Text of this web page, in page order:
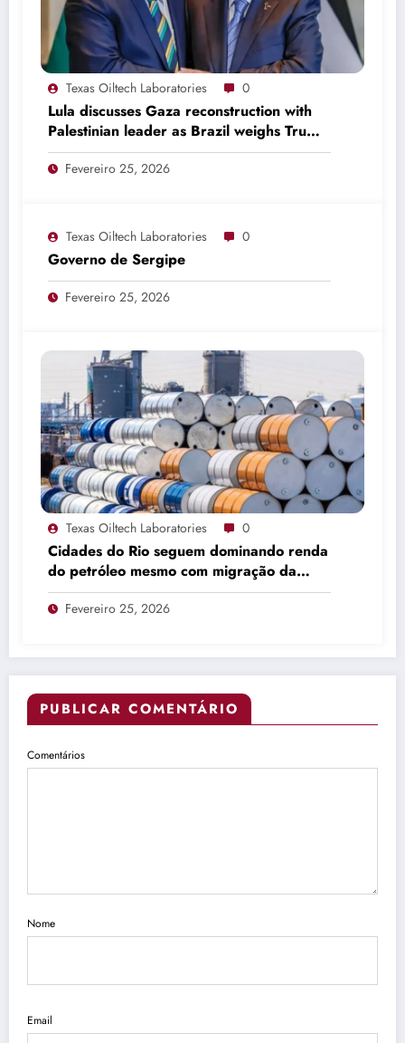
Texas Oiltech Laboratories 0
Lula discusses Gaza reconstruction with
Palestinian leader as Brazil weighs Trump
invitation
Fevereiro 25, 2026
Texas Oiltech Laboratories 0
Governo de Sergipe
Fevereiro 25, 2026
Texas Oiltech Laboratories 0
Cidades do Rio seguem dominando renda
do petróleo mesmo com migração da
produção
Fevereiro 25, 2026
PUBLICAR COMENTÁRIO
Comentários
Nome
Email